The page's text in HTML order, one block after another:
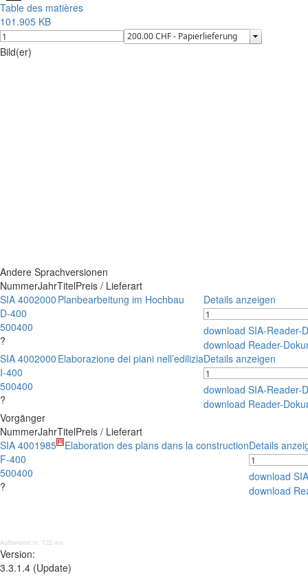
Table des matières
101.905 KB
Bild(er)
Andere Sprachversionen
NummerJahrTitelPreis / Lieferart
SIA 400
D-400
500400
?
2000 Planbearbeitung im Hochbau Details anzeigen
download SIA-Reader-
download Reader-
SIA 400
I-400
500400
?
2000 Elaborazione dei piani nell’ediliziaDetails anzeigen
download SIA-Reader-
download Reader-
Vorgänger
NummerJahrTitelPreis / Lieferart
SIA 400
F-400
500400
?
1985 Elaboration des plans dans la constructionDetails
download
download
Aufbereitet in: 122 ms;
Version:
3.3.1.4 (Update)